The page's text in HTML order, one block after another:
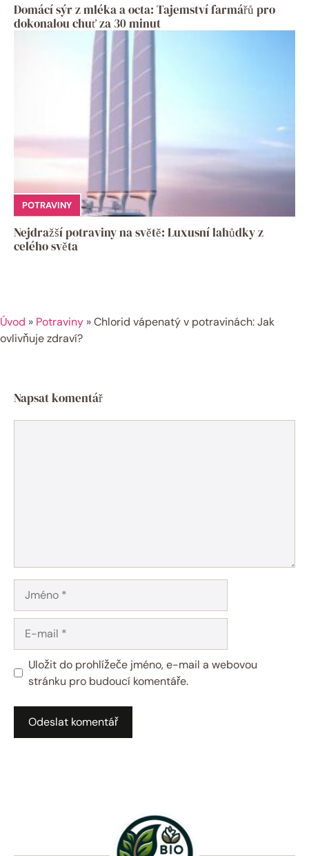
Domácí sýr z mléka a octa: Tajemství farmářů pro
dokonalou chuť za 30 minut
POTRAVINY
Nejdražší potraviny na světě: Luxusní lahůdky z
celého světa
Úvod » Potraviny »Chlorid vápenatý v potravinách: Jak
ovlivňuje zdraví?
Napsat komentář
mail
Uložit do prohlížeče jméno, e-mail a webovou
stránku pro budoucí komentáře.